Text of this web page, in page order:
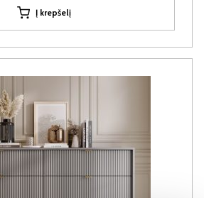
Į krepšelį